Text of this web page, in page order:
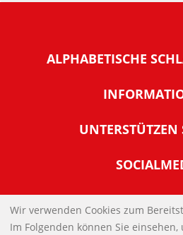
ALPHABETISCHE
Warum
Tipps zur Nutzung der
Banner und E-
Links
UNTERSTÜTZEN
Werden Sie
Spenden Sie
Wir verwenden Cookies zum
Im Folgenden können Sie einsehen,